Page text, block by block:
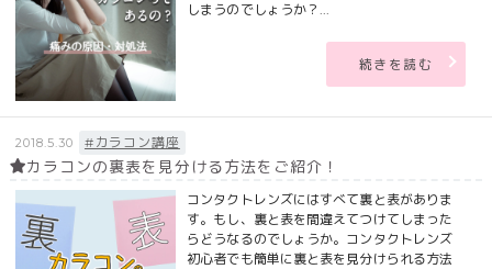
しまうのでしょうか？...
続きを読む
2018.5.30 #カラコン講座
カラコンの裏表を見分ける方法をご紹介！
コンタクトレンズにはすべて裏と表がありま
す。もし、裏と表を間違えてつけてしまった
らどうなるのでしょうか。コンタクトレンズ
初心者でも簡単に裏と表を見分けられる方法